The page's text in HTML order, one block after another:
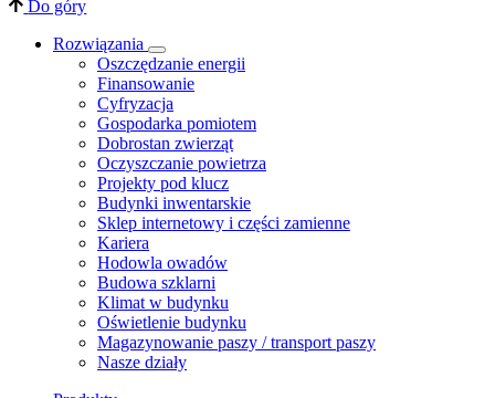
Do góry
Rozwiązania
​Oszczędzanie energii
Finansowanie
Cyfryzacja
Gospodarka pomiotem
Dobrostan zwierząt
Oczyszczanie powietrza
Projekty pod klucz
Budynki inwentarskie
Sklep internetowy i części zamienne
Kariera
Hodowla owadów
Budowa szklarni
Klimat w budynku
Oświetlenie budynku
Magazynowanie paszy / transport paszy
Nasze działy